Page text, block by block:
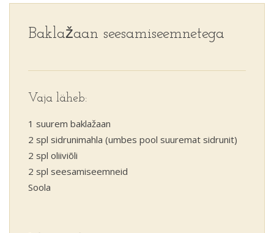
Baklažaan seesamiseemnetega
Vaja läheb:
1 suurem baklažaan
2 spl sidrunimahla (umbes pool suuremat sidrunit)
2 spl oliiviõli
2 spl seesamiseemneid
Soola